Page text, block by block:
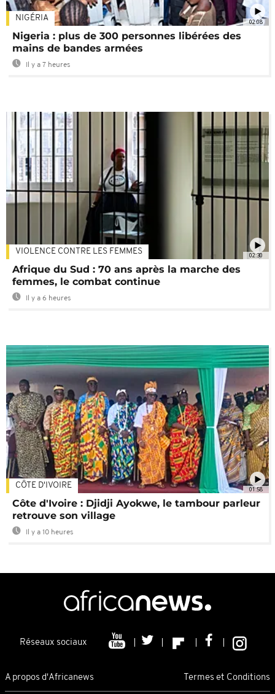
02:08
NIGÉRIA
Nigeria : plus de 300 personnes libérées des
mains de bandes armées
Il y a 7 heures
02:30
VIOLENCE CONTRE LES FEMMES
Afrique du Sud : 70 ans après la marche des
femmes, le combat continue
Il y a 6 heures
01:58
CÔTE D'IVOIRE
Côte d'Ivoire : Djidji Ayokwe, le tambour parleur
retrouve son village
Il y a 10 heures
Réseaux sociaux
A propos d'Africanews Termes et Conditions